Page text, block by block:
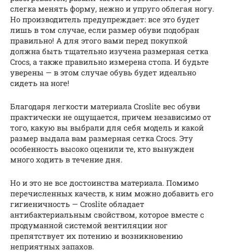
слегка менять форму, нежно и упруго облегая ногу.
Но производитель предупреждает: все это будет
лишь в том случае, если размер обуви подобран
правильно! А для этого вами перед покупкой
должна быть тщательно изучена размерная сетка
Crocs, а также правильно измерена стопа. И будьте
уверены — в этом случае обувь будет идеально
сидеть на ноге!
Благодаря легкости материала Croslite вес обуви
практически не ощущается, причем независимо от
того, какую вы выбрали для себя модель и какой
размер выдала вам размерная сетка Crocs. Эту
особенность высоко оценили те, кто вынужден
много ходить в течение дня.
Но и это не все достоинства материала. Помимо
перечисленных качеств, к ним можно добавить его
гигиеничность — Croslite обладает
антибактериальным свойством, которое вместе с
продуманной системой вентиляции ног
препятствует их потению и возникновению
неприятных запахов.